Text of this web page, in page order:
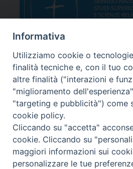
Informativa
Utilizziamo cookie o
finalità tecniche e, con il tuo
altre finalità ("interazioni e
"miglioramento
"targeting e pubblicità") come
cookie policy.
Cliccando su "accetta"
cookie. Cliccando su
maggiori informazioni sui
personalizzare le tue